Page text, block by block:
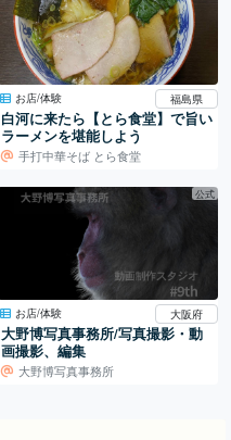
お店/体験 福島県
白河に来たら【とら食堂】で旨い
ラーメンを堪能しよう
手打中華そば とら食堂
公式
お店/体験 大阪府
大野博写真事務所/写真撮影・動
画撮影、編集
大野博写真事務所